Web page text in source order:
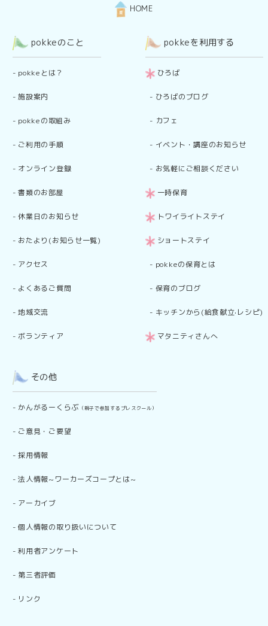
HOME
pokkeのこと
- pokkeとは？
-施設案内
- pokkeの取組み
- ご利用の手順
- オンライン登録
-書類のお部屋
-休業日のお知らせ
- おたより(お知らせ一覧)
- アクセス
- よくあるご質問
-地域交流
- ボランティア
pokkeを利用する
ひろば
- ひろばのブログ
- カフェ
- イベント・講座のお知らせ
- お気軽にご相談ください
一時保育
トワイライトステイ
ショートステイ
- pokkeの保育とは
- 保育のブログ
- キッチンから(給食献立·レシピ)
マタニティさんへ
その他
- かんがるーくらぶ （親子で参加するプレスクール）
- ご意見・ご要望
-採用情報
-法人情報~ワーカーズコープとは~
- アーカイブ
-個人情報の取り扱いについて
-利用者アンケート
- 第三者評価
- リンク